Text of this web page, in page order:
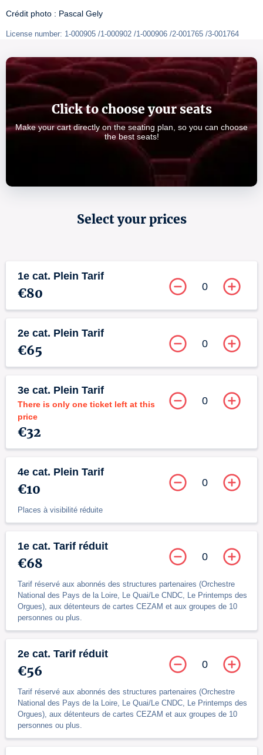
Crédit photo : Pascal Gely
License number: 1-000905 /1-000902 /1-000906 /2-001765 /3-001764
Click to choose your seats
Make your cart directly on the seating plan, so you can choose
the best seats!
Select your prices
1e cat. Plein Tarif
€80 0
2e cat. Plein Tarif
€65 0
3e cat. Plein Tarif
There is only one ticket left at this
price
€32
0
4e cat. Plein Tarif
€10
Places à visibilité réduite
0
1e cat. Tarif réduit
€68
Tarif réservé aux abonnés des structures partenaires (Orchestre
National des Pays de la Loire, Le Quai/Le CNDC, Le Printemps des
Orgues), aux détenteurs de cartes CEZAM et aux groupes de 10
personnes ou plus.
0
2e cat. Tarif réduit
€56
Tarif réservé aux abonnés des structures partenaires (Orchestre
National des Pays de la Loire, Le Quai/Le CNDC, Le Printemps des
Orgues), aux détenteurs de cartes CEZAM et aux groupes de 10
personnes ou plus.
0